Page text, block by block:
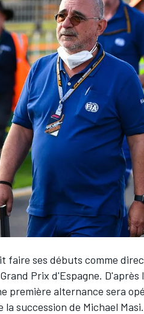
faire ses débuts comme
Prix d'Espagne.
première alternance sera
la succession de Michael